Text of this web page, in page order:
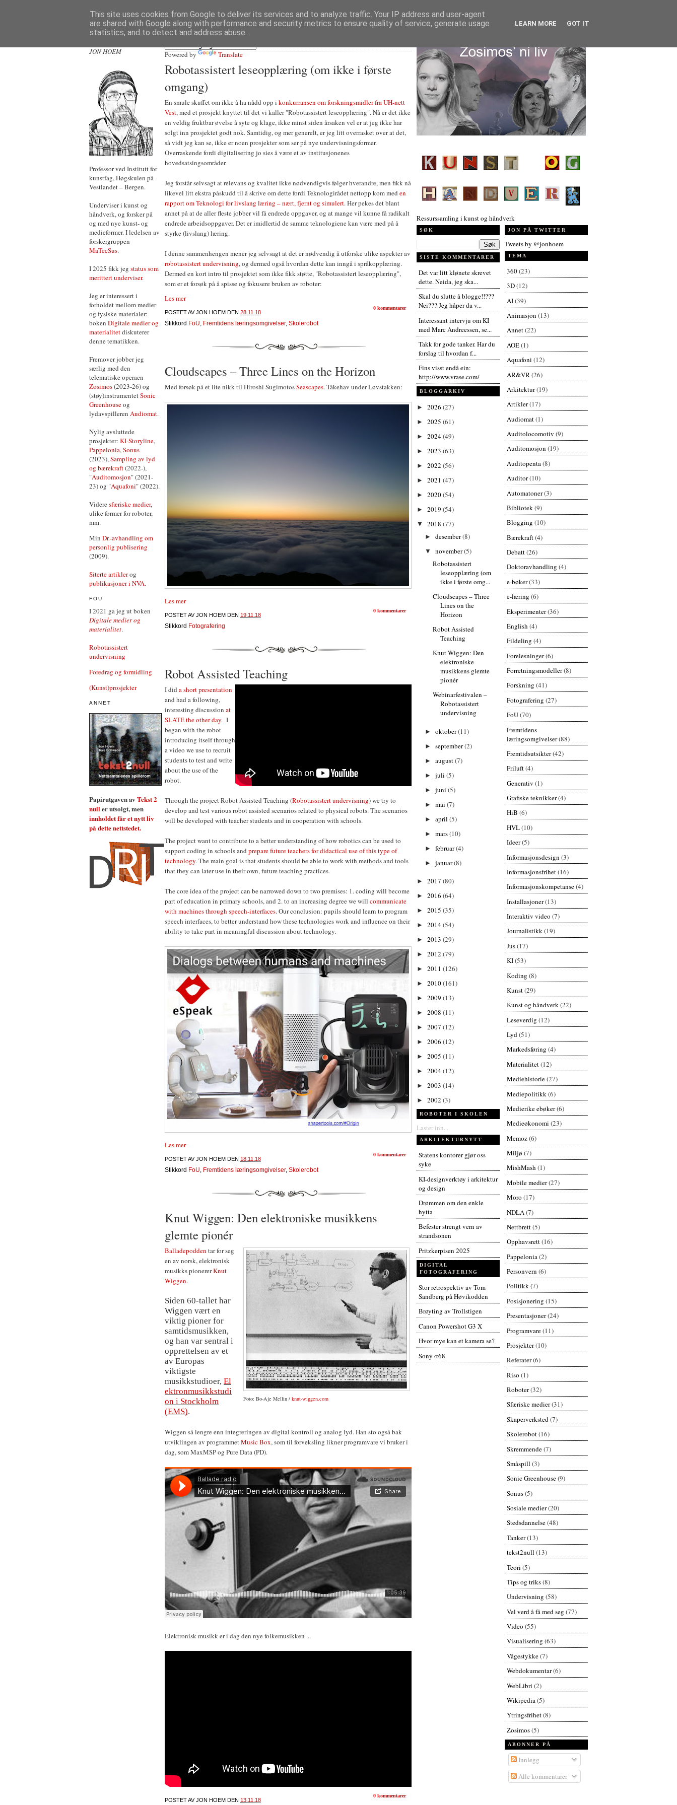
JON HOEM
Professor ved Institutt for
kunstfag, Høgskulen på
Vestlandet – Bergen.
Underviser i kunst og
håndverk, og forsker på
og med nye kunst- og
medieformer. I ledelsen av
forskergruppen
MaTecSus.
I 2025 fikk jeg status som
merittert underviser.
Jeg er interessert i
forholdet mellom medier
og fysiske materialer:
boken Digitale medier og
materialitetdiskuterer
denne tematikken.
Fremover jobber jeg
særlig med den
telematiske operaen
Zosimos(2023-26) og
(støy)instrumentetSonic
Greenhouseog
lydavspilleren Audiomat.
Nylig avsluttede
prosjekter: KI-Storyline,
Pappelonia,Sonus
(2023),Sampling av lyd
og bærekraft(2022-),
"Auditomosjon" (2021-
23) og "Aquafoni" (2022).
Videresfæriske medier,
ulike former for roboter,
mm.
Min Dr.-avhandling om
personlig publisering
(2009).
Siterte artiklerog
publikasjoner i NVA.
FOU
I 2021 ga jeg ut boken
Digitale medier og
materialitet.
Robotassistert
undervisning
Foredrag og formidling
(Kunst)prosjekter
ANNET
Papirutgaven av Tekst 2
nuller utsolgt, men
innholdet får et nytt liv
på dette nettstedet.
Powered by Translate
Robotassistert leseopplæring (om ikke i første
omgang)
En smule skuffet om ikke å ha nådd opp i konkurransen om forskningsmidler fra UH-nett
Vest, med et prosjekt knyttet til det vi kaller "Robotassistert leseopplæring". Nå er det ikke
en veldig fruktbar øvelse å syte og klage, ikke minst siden årsaken vel er at jeg ikke har
solgt inn prosjektet godt nok. Samtidig, og mer generelt, er jeg litt overrasket over at det,
så vidt jeg kan se, ikke er noen prosjekter som ser på nye undervisningsformer.
Overraskende fordi digitalisering jo sies å være et av institusjonenes
hovedsatsingsområder.
Jeg forstår selvsagt at relevans og kvalitet ikke nødvendigvis følger hverandre, men fikk nå
likevel litt ekstra påskudd til å skrive om dette fordi Teknologirådet nettopp kom med en
rapport om Teknologi for livslang læring – nært, fjernt og simulert. Her pekes det blant
annet på at de aller fleste jobber vil få endrede oppgaver, og at mange vil kunne få radikalt
endrede arbeidsoppgaver. Det er imidlertid de samme teknologiene kan være med på å
styrke (livslang) læring.
I denne sammenhengen mener jeg selvsagt at det er nødvendig å utforske ulike aspekter av
robotassistert undervisning, og dermed også hvordan dette kan inngå i språkopplæring.
Dermed en kort intro til prosjektet som ikke fikk støtte, "Robotassistert leseopplæring",
som er et forsøk på å spisse og fokusere bruken av roboter:
Les mer
POSTET AVJON HOEM DEN 28.11.18
0 kommentarer
Stikkord FoU, Fremtidens læringsomgivelser, Skolerobot
Cloudscapes – Three Lines on the Horizon
Med forsøk på et lite nikk til Hiroshi SugimotosSeascapes. Tåkehav under Løvstakken:
Les mer
POSTET AVJON HOEM DEN 19.11.18
0 kommentarer
Stikkord Fotografering
Robot Assisted Teaching
I did a short presentation
and had a following,
interesting discussion at
SLATE the other day. I
began with the robot
introducing itself through
a video we use to recruit
students to test and write
about the use of the
robot.
Through the project Robot Assisted Teaching (Robotassistert undervisning) we try to
develop and test various robot assisted scenarios related to physical robots. The scenarios
will be developed with teacher students and in cooperation with schools.
The project want to contribute to a better understanding of how robotics can be used to
support coding in schools and prepare future teachers for didactical use of this type of
technology. The main goal is that students should be able to work with methods and tools
that they can later use in their own, future teaching practices.
The core idea of the project can be narrowed down to two premises: 1. coding will become
part of education in primary schools, and 2. to an increasing degree we will communicate
with machines through speech-interfaces. Our conclusion: pupils should learn to program
speech interfaces, to better understand how these technologies work and influence on their
ability to take part in meaningful discussion about technology.
Les mer
POSTET AVJON HOEM DEN 18.11.18
0 kommentarer
Stikkord FoU, Fremtidens læringsomgivelser, Skolerobot
Knut Wiggen: Den elektroniske musikkens
glemte pionér
Foto: Bo-Aje Mellin / knut-wiggen.com
Balladepodden tar for seg
en av norsk, elektronisk
musikks pionererKnut
Wiggen.
Siden 60-tallet har
Wiggen vært en
viktig pioner for
samtidsmusikken,
og han var sentral i
opprettelsen av et
av Europas
viktigste
musikkstudioer, El
ektronmusikkstudi
on i Stockholm
(EMS).
Wiggen så lengre enn integreringen av digital kontroll og analog lyd. Han sto også bak
utviklingen av programmetMusic Box, som til forveksling likner programvare vi bruker i
dag, som MaxMSP og Pure Data (PD).
Elektronisk musikk er i dag den nye folkemusikken ...
POSTET AVJON HOEM DEN 13.11.18
0 kommentarer
Ressurssamling i kunst og håndverk
SØK
SISTE KOMMENTARER
Det var litt klønete skrevet
dette. Neida, jeg ska...
Skal du slutte å blogge!!???
Nei??? Jeg håper da v...
Interessant intervju om KI
med Marc Andreessen, se...
Takk for gode tanker. Har du
forslag til hvordan f...
Fins visst endå ein:
http://www.vrase.com/
BLOGGARKIV
► 2026 (27)
► 2025 (61)
► 2024(49)
► 2023 (63)
► 2022 (56)
► 2021 (47)
► 2020(54)
► 2019 (54)
▼ 2018 (77)
► desember(8)
▼ november(5)
Robotassistert
leseopplæring (om
ikke i første omg...
Cloudscapes – Three
Lines on the
Horizon
Robot Assisted
Teaching
Knut Wiggen: Den
elektroniske
musikkens glemte
pionér
Webinarfestivalen –
Robotassistert
undervisning
► oktober(11)
► september(2)
► august(7)
► juli (5)
► juni (5)
► mai (7)
► april (5)
► mars(10)
► februar(4)
► januar(8)
► 2017 (80)
► 2016 (64)
► 2015 (35)
► 2014(54)
► 2013 (29)
► 2012 (79)
► 2011 (126)
► 2010(161)
► 2009 (13)
► 2008 (11)
► 2007 (12)
► 2006 (12)
► 2005 (11)
► 2004(12)
► 2003 (14)
► 2002 (3)
ROBOTER I SKOLEN
Laster inn...
ARKITEKTURNYTT
Statens kontorer gjør oss
syke
KI-designverktøy i arkitektur
og design
Drømmen om den enkle
hytta
Befester strengt vern av
strandsonen
Pritzkerpisen 2025
DIGITAL
FOTOGRAFERING
Stor retrospektiv av Tom
Sandberg på Høvikodden
Brøyting av Trollstigen
Canon Powershot G3 X
Hvor mye kan et kamera se?
Sony α68
JON PÅ TWITTER
Tweets by @jonhoem
TEMA
360(23)
3D(12)
AI(39)
Animasjon (13)
Annet(22)
AOE(1)
Aquafoni (12)
AR&VR (26)
Arkitektur(19)
Artikler(17)
Audiomat(1)
Auditolocomotiv (9)
Auditomosjon (19)
Auditopenta(8)
Auditor(10)
Automatoner(3)
Bibliotek(9)
Blogging (10)
Bærekraft(4)
Debatt(26)
Doktoravhandling (4)
e-bøker(33)
e-læring (6)
Eksperimenter(36)
English (4)
Fildeling (4)
Forelesninger(6)
Forretningsmodeller(8)
Forskning (41)
Fotografering (27)
FoU(70)
Fremtidens
læringsomgivelser(88)
Fremtidsutsikter(42)
Friluft(4)
Generativ (1)
Grafiske teknikker(4)
HiB (6)
HVL(10)
Ideer(5)
Informasjonsdesign (3)
Informasjonsfrihet(16)
Informasjonskompetanse(4)
Installasjoner(13)
Interaktiv video (7)
Journalistikk(19)
Jus(17)
KI(53)
Koding (8)
Kunst(29)
Kunst og håndverk(22)
Leseverdig (12)
Lyd(51)
Markedsføring (4)
Materialitet(12)
Mediehistorie(27)
Mediepolitikk (6)
Medierike ebøker(6)
Medieøkonomi (23)
Memoz(6)
Miljø (7)
MishMash (1)
Mobile medier(27)
Moro (17)
NDLA (7)
Nettbrett(5)
Opphavsrett(16)
Pappelonia(2)
Personvern (6)
Politikk(7)
Posisjonering (15)
Presentasjoner(24)
Programvare(11)
Prosjekter(10)
Referater(6)
Riso (1)
Roboter(32)
Sfæriske medier(31)
Skaperverksted(7)
Skolerobot(16)
Skremmende(7)
Småspill (3)
Sonic Greenhouse(9)
Sonus(5)
Sosiale medier(20)
Stedsdannelse(48)
Tanker(13)
tekst2null (13)
Teori (5)
Tips og triks(8)
Undervisning (58)
Vel verd å få med seg (77)
Video (55)
Visualisering (63)
Vågestykke(7)
Webdokumentar(6)
WebLibri (2)
Wikipedia(5)
Ytringsfrihet(8)
Zosimos(5)
ABONNER PÅ
Innlegg
Alle kommentarer
This site uses cookies from Google to deliver its services and to analyze traffic. Your IP address and user-agent
are shared with Google along with performance and security metrics to ensure quality of service, generate usage
statistics, and to detect and address abuse.
LEARN MORE GOT IT